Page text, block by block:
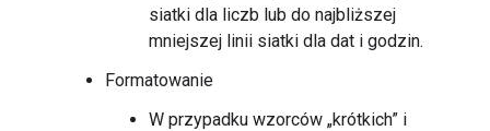
siatki dla liczb lub do najbliższej
mniejszej linii siatki dla dat i godzin.
Formatowanie
W przypadku wzorców „krótkich” i